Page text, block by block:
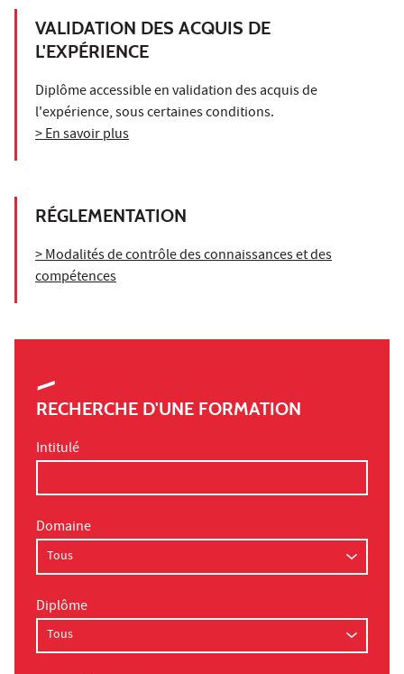
VALIDATION DES ACQUIS DE
L'EXPÉRIENCE
Diplôme accessible en validation des acquis de
l'expérience, sous certaines conditions.
> En savoir plus
RÉGLEMENTATION
> Modalités de contrôle des connaissances et des
compétences
RECHERCHE D'UNE FORMATION
Intitulé
Domaine
Diplôme